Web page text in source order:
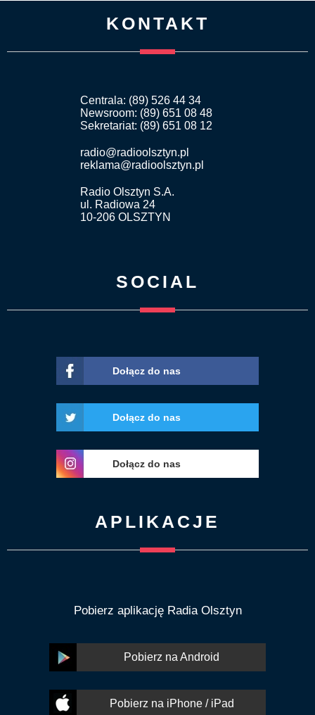
KONTAKT
Centrala: (89) 526 44 34
Newsroom: (89) 651 08 48
Sekretariat: (89) 651 08 12
radio@radioolsztyn.pl
reklama@radioolsztyn.pl
Radio Olsztyn S.A.
ul. Radiowa 24
10-206 OLSZTYN
SOCIAL
Dołącz do nas
Dołącz do nas
Dołącz do nas
APLIKACJE
Pobierz aplikację Radia Olsztyn
Pobierz na Android
Pobierz na iPhone / iPad